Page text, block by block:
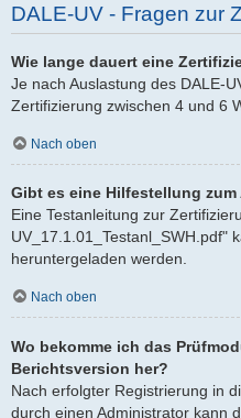
DALE-UV - Fragen zur
Wie lange dauert eine
Je nach Auslastung des DALE-
Zertifizierung zwischen 4 und 6
Nach oben
Gibt es eine Hilfestellung
Eine Testanleitung zur
UV_17.1.01_Testanl_SWH.pdf"
heruntergeladen werden.
Nach oben
Wo bekomme ich das
Berichtsversion her?
Nach erfolgter Registrierung in
durch einen Administrator kann